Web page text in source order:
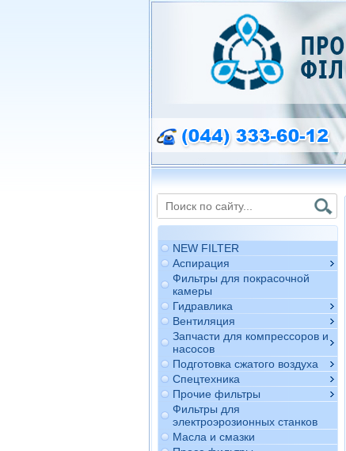
NEW FILTER
Аспирация
Фильтры для покрасочной
камеры
Гидравлика
Вентиляция
Запчасти для компрессоров и
насосов
Подготовка сжатого воздуха
Спецтехника
Прочие фильтры
Фильтры для
электроэрозионных станков
Масла и смазки